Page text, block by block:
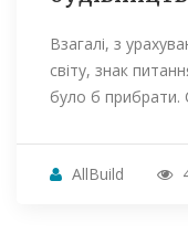
Взагалі, з
світу, знак
було б прибрати.
AllBuild